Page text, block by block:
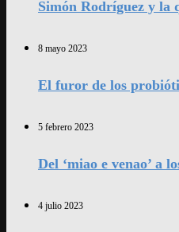
Simón Rodríguez y la
8 mayo 2023
El furor de los
5 febrero 2023
Del ‘miao e venao’ a
4 julio 2023